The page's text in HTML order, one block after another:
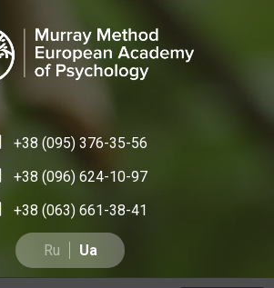
+38 (095) 376-35-56
+38 (096) 624-10-97
+38 (063) 661-38-41
Ru Ua